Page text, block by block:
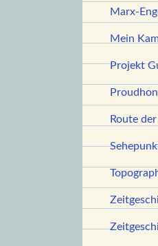
Marx-
Mein
Projekt
Route